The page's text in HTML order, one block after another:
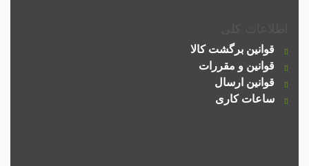
قوانین برگشت کالا
قوانین و مقررات
قوانین ارسال
ساعات کاری